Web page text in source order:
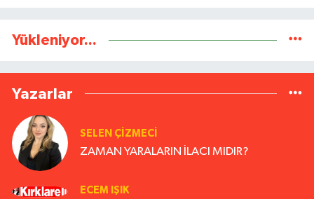
Yükleniyor...
Yazarlar
SELEN ÇİZMECİ
ZAMAN YARALARIN İLACI MIDIR?
ECEM IŞIK